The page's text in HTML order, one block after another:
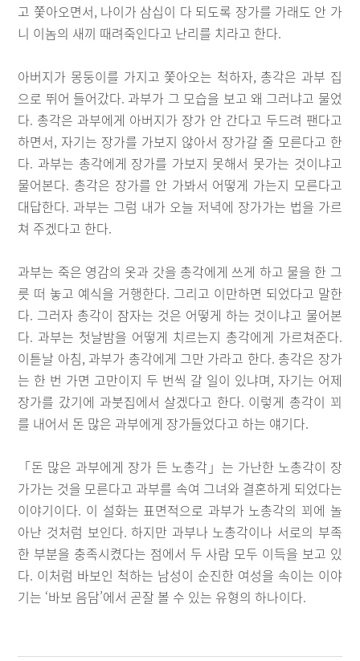
고 쫓아오면서, 나이가 삼십이 다 되도록 장가를 가래도 안 가
니 이놈의 새끼 때려죽인다고 난리를 치라고 한다.
아버지가 몽둥이를 가지고 쫓아오는 척하자, 총각은 과부 집
으로 뛰어 들어갔다. 과부가 그 모습을 보고 왜 그러냐고 물었
다. 총각은 과부에게 아버지가 장가 안 간다고 두드려 팬다고
하면서, 자기는 장가를 가보지 않아서 장가갈 줄 모른다고 한
다. 과부는 총각에게 장가를 가보지 못해서 못가는 것이냐고
물어본다. 총각은 장가를 안 가봐서 어떻게 가는지 모른다고
대답한다. 과부는 그럼 내가 오늘 저녁에 장가가는 법을 가르
쳐 주겠다고 한다.
과부는 죽은 영감의 옷과 갓을 총각에게 쓰게 하고 물을 한 그
릇 떠 놓고 예식을 거행한다. 그리고 이만하면 되었다고 말한
다. 그러자 총각이 잠자는 것은 어떻게 하는 것이냐고 물어본
다. 과부는 첫날밤을 어떻게 치르는지 총각에게 가르쳐준다.
이튿날 아침, 과부가 총각에게 그만 가라고 한다. 총각은 장가
는 한 번 가면 고만이지 두 번씩 갈 일이 있냐며, 자기는 어제
장가를 갔기에 과붓집에서 살겠다고 한다. 이렇게 총각이 꾀
를 내어서 돈 많은 과부에게 장가들었다고 하는 얘기다.
「돈 많은 과부에게 장가 든 노총각」는 가난한 노총각이 장
가가는 것을 모른다고 과부를 속여 그녀와 결혼하게 되었다는
이야기이다. 이 설화는 표면적으로 과부가 노총각의 꾀에 놀
아난 것처럼 보인다. 하지만 과부나 노총각이나 서로의 부족
한 부분을 충족시켰다는 점에서 두 사람 모두 이득을 보고 있
다. 이처럼 바보인 척하는 남성이 순진한 여성을 속이는 이야
기는 ‘바보 음담’에서 곧잘 볼 수 있는 유형의 하나이다.